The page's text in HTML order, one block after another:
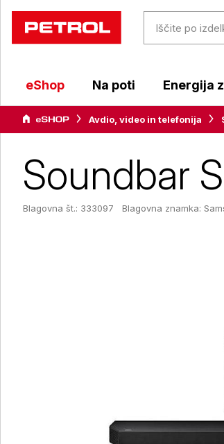
eShop Na poti Energija
Avdio, video in telefonija
Soundbar
Blagovna št.: 333097 Blagovna znamka: